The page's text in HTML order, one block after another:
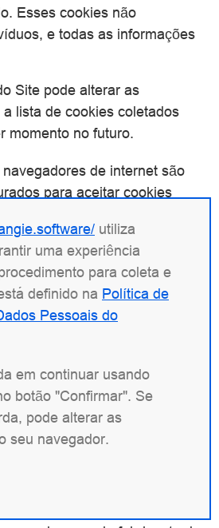
Esses cookies não
e todas as informações
Site pode alterar as
lista de cookies coletados
momento no futuro.
de internet são
para aceitar cookies
para bloquear cookies ou
arquivos são enviados para
várias maneiras de
usar diferentes dispositivos
tablet, etc.), ele deve
em cada dispositivo
acordo com suas
com cookies. Para
cookies usando seu
o visitante do Site pode
utiliza
uma experiência
para coleta e
definido na Política de
Pessoais do
em continuar usando
botão "Confirmar". Se
pode alterar as
seu navegador.